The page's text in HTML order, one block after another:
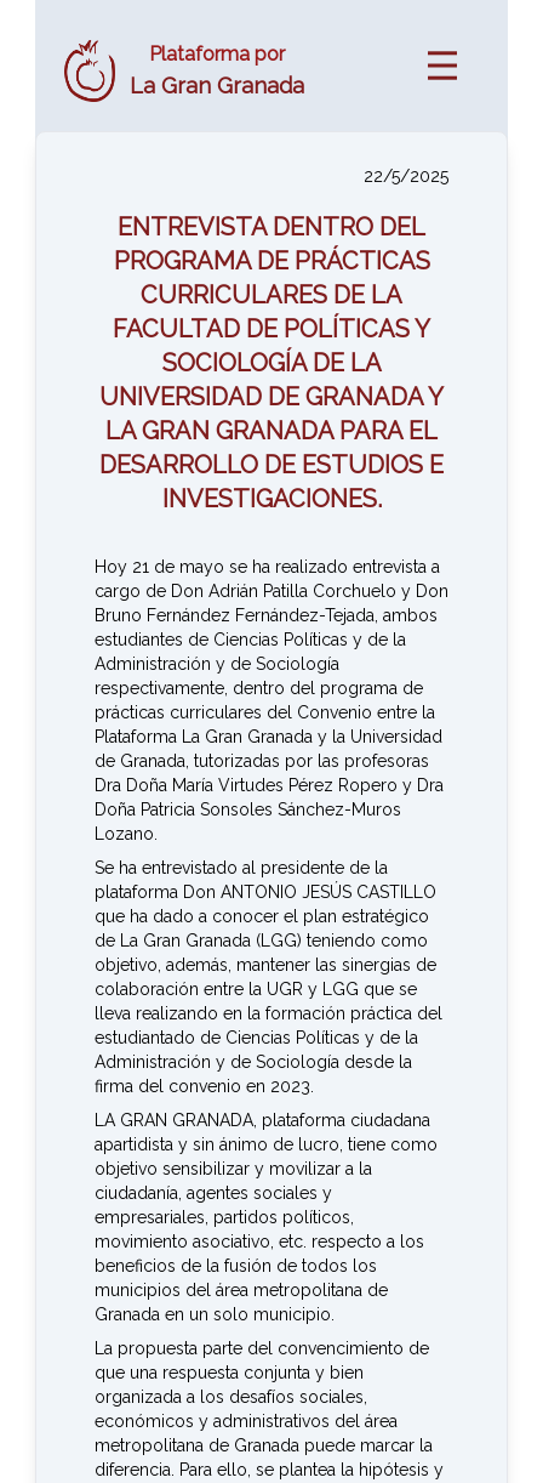
Plataforma por
La Gran Granada
22/5/2025
ENTREVISTA DENTRO DEL
PROGRAMA DE PRÁCTICAS
CURRICULARES DE LA
FACULTAD DE POLÍTICAS Y
SOCIOLOGÍA DE LA
UNIVERSIDAD DE GRANADA Y
LA GRAN GRANADA PARA EL
DESARROLLO DE ESTUDIOS E
INVESTIGACIONES.
Hoy 21 de mayo se ha realizado entrevista a
cargo de Don Adrián Patilla Corchuelo y Don
Bruno Fernández Fernández-Tejada, ambos
estudiantes de Ciencias Políticas y de la
Administración y de Sociología
respectivamente, dentro del programa de
prácticas curriculares del Convenio entre la
Plataforma La Gran Granada y la Universidad
de Granada, tutorizadas por las profesoras
Dra Doña María Virtudes Pérez Ropero y Dra
Doña Patricia Sonsoles Sánchez-Muros
Lozano.
Se ha entrevistado al presidente de la
plataforma Don ANTONIO JESÚS CASTILLO
que ha dado a conocer el plan estratégico
de La Gran Granada (LGG) teniendo como
objetivo, además, mantener las sinergias de
colaboración entre la UGR y LGG que se
lleva realizando en la formación práctica del
estudiantado de Ciencias Políticas y de la
Administración y de Sociología desde la
firma del convenio en 2023.
LA GRAN GRANADA, plataforma ciudadana
apartidista y sin ánimo de lucro, tiene como
objetivo sensibilizar y movilizar a la
ciudadanía, agentes sociales y
empresariales, partidos políticos,
movimiento asociativo, etc. respecto a los
beneficios de la fusión de todos los
municipios del área metropolitana de
Granada en un solo municipio.
La propuesta parte del convencimiento de
que una respuesta conjunta y bien
organizada a los desafíos sociales,
económicos y administrativos del área
metropolitana de Granada puede marcar la
diferencia. Para ello, se plantea la hipótesis y